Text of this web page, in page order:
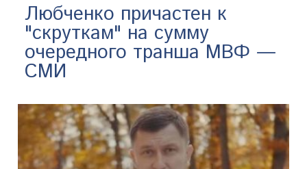
Любченко причастен к
"скруткам" на сумму
очередного транша МВФ —
СМИ